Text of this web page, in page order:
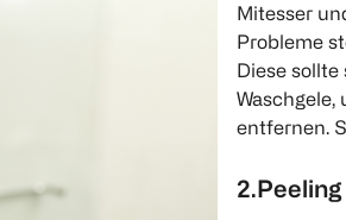
Mitesser
Probleme
Diese
entfernen.
2.Peeling